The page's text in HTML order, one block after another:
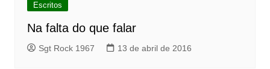
Escritos
Na falta do que falar
Sgt Rock 1967 13 de abril de 2016